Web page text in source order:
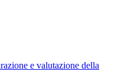
e valutazione della